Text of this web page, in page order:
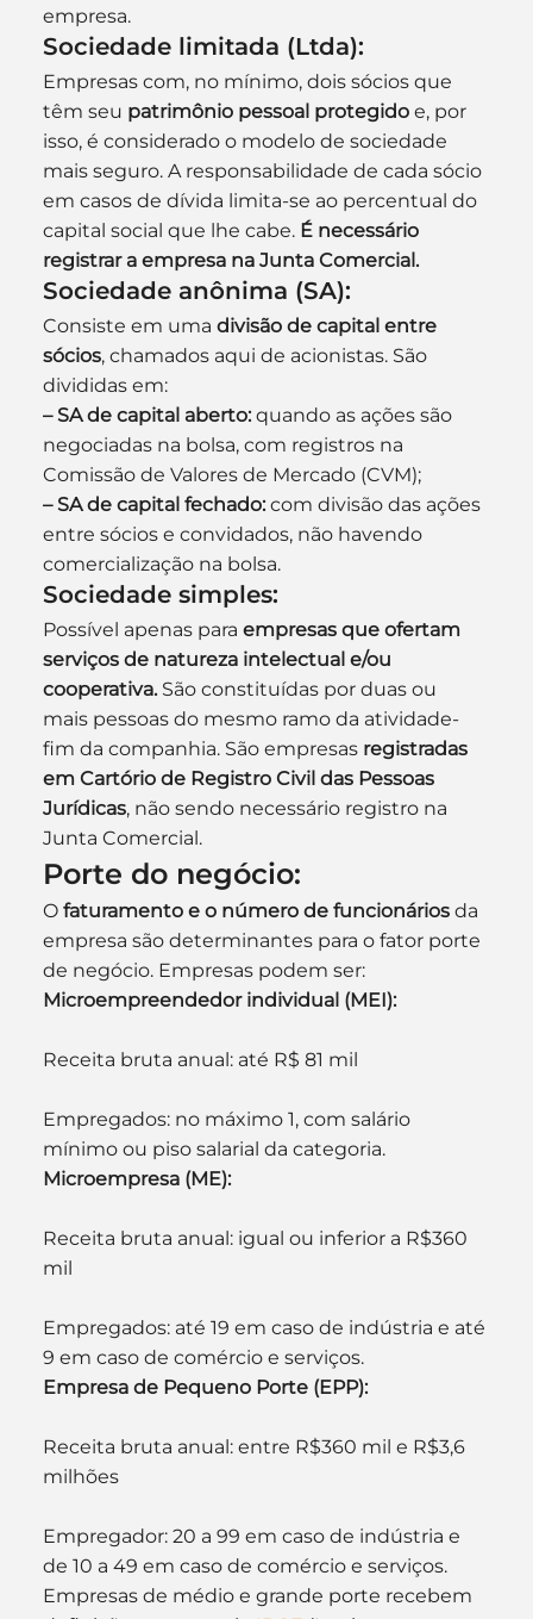
empresa.
Sociedade limitada (Ltda):
Empresas com, no mínimo, dois sócios que
têm seu patrimônio pessoal protegido e, por
isso, é considerado o modelo de sociedade
mais seguro. A responsabilidade de cada sócio
em casos de dívida limita-se ao percentual do
capital social que lhe cabe. É necessário
registrar a empresa na Junta Comercial.
Sociedade anônima (SA):
Consiste em uma divisão de capital entre
sócios, chamados aqui de acionistas. São
divididas em:
– SA de capital aberto: quando as ações são
negociadas na bolsa, com registros na
Comissão de Valores de Mercado (CVM);
– SA de capital fechado: com divisão das ações
entre sócios e convidados, não havendo
comercialização na bolsa.
Sociedade simples:
Possível apenas para empresas que ofertam
serviços de natureza intelectual e/ou
cooperativa. São constituídas por duas ou
mais pessoas do mesmo ramo da atividade-
fim da companhia. São empresas registradas
em Cartório de Registro Civil das Pessoas
Jurídicas, não sendo necessário registro na
Junta Comercial.
Porte do negócio:
O faturamento e o número de funcionários da
empresa são determinantes para o fator porte
de negócio. Empresas podem ser:
Microempreendedor individual (MEI):
Receita bruta anual: até R$ 81 mil
Empregados: no máximo 1, com salário
mínimo ou piso salarial da categoria.
Microempresa (ME):
Receita bruta anual: igual ou inferior a R$360
mil
Empregados: até 19 em caso de indústria e até
9 em caso de comércio e serviços.
Empresa de Pequeno Porte (EPP):
Receita bruta anual: entre R$360 mil e R$3,6
milhões
Empregador: 20 a 99 em caso de indústria e
de 10 a 49 em caso de comércio e serviços.
Empresas de médio e grande porte recebem